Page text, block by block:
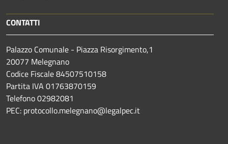
CONTATTI
Palazzo Comunale - Piazza Risorgimento,1
20077 Melegnano
Codice Fiscale 84507510158
Partita IVA 01763870159
Telefono 02982081
PEC: protocollo.melegnano@legalpec.it